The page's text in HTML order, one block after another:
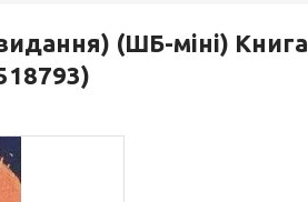
(ШБ-міні) Книга